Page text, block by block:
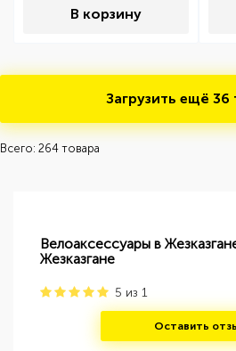
В корзину
Загрузить ещё 36
Всего: 264 товара
Велоаксессуары в
Жезказгане
5 из 1
Оставить